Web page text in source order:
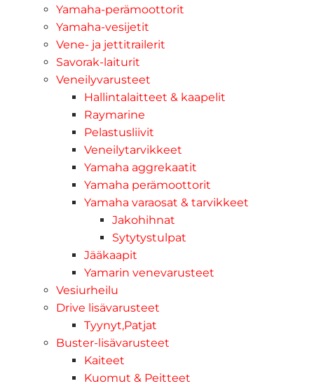
Yamaha-perämoottorit
Yamaha-vesijetit
Vene- ja jettitrailerit
Savorak-laiturit
Veneilyvarusteet
Hallintalaitteet & kaapelit
Raymarine
Pelastusliivit
Veneilytarvikkeet
Yamaha aggrekaatit
Yamaha perämoottorit
Yamaha varaosat & tarvikkeet
Jakohihnat
Sytytystulpat
Jääkaapit
Yamarin venevarusteet
Vesiurheilu
Drive lisävarusteet
Tyynyt,Patjat
Buster-lisävarusteet
Kaiteet
Kuomut & Peitteet